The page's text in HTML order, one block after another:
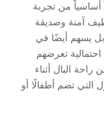
أساسياً من تجربة
آمنة وصديقة
بل يسهم أيضًا في
تعرضهم
البال أثناء
التي تضم أطفالًا أو